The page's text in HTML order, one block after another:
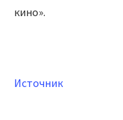
кино».
Источник